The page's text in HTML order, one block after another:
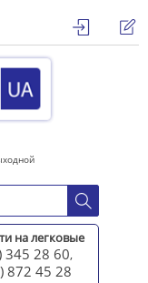
на легковые
345 28 60,
872 45 28